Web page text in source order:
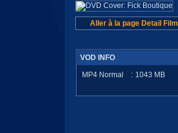
Aller à la page Detail Film
VOD INFO
MP4 Normal
: 1043 MB